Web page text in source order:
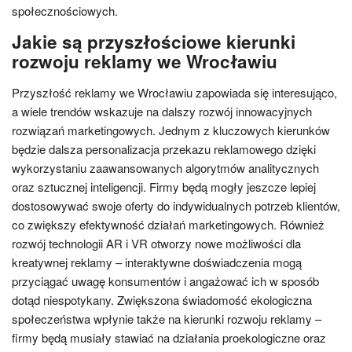
społecznościowych.
Jakie są przyszłościowe kierunki
rozwoju reklamy we Wrocławiu
Przyszłość reklamy we Wrocławiu zapowiada się interesująco,
a wiele trendów wskazuje na dalszy rozwój innowacyjnych
rozwiązań marketingowych. Jednym z kluczowych kierunków
będzie dalsza personalizacja przekazu reklamowego dzięki
wykorzystaniu zaawansowanych algorytmów analitycznych
oraz sztucznej inteligencji. Firmy będą mogły jeszcze lepiej
dostosowywać swoje oferty do indywidualnych potrzeb klientów,
co zwiększy efektywność działań marketingowych. Również
rozwój technologii AR i VR otworzy nowe możliwości dla
kreatywnej reklamy – interaktywne doświadczenia mogą
przyciągać uwagę konsumentów i angażować ich w sposób
dotąd niespotykany. Zwiększona świadomość ekologiczna
społeczeństwa wpłynie także na kierunki rozwoju reklamy –
firmy będą musiały stawiać na działania proekologiczne oraz